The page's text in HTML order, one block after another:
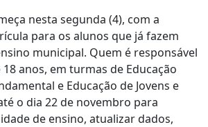
nesta segunda (4), com a
para os alunos que já fazem
municipal. Quem é responsável
anos, em turmas de Educação
e Educação de Jovens e
o dia 22 de novembro para
de ensino, atualizar dados,